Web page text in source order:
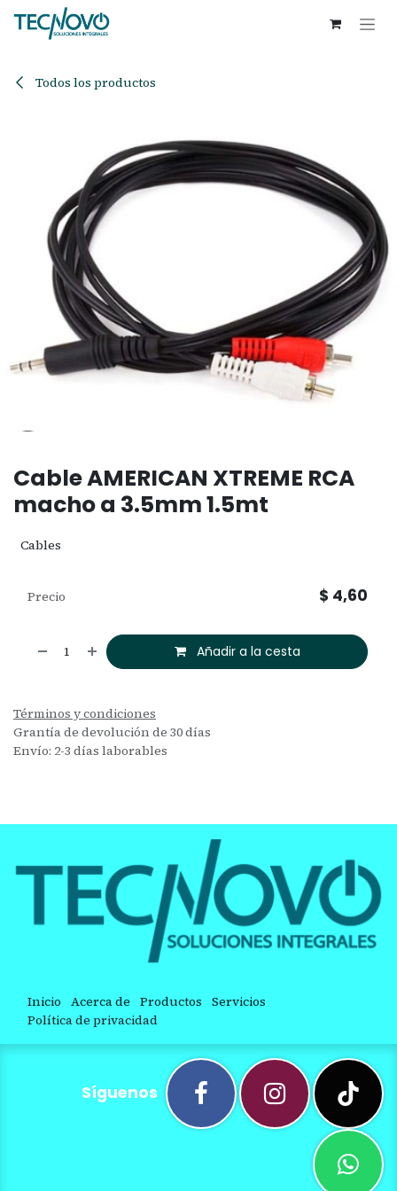
Ir al contenido
Todos los productos
Cable AMERICAN XTREME RCA
macho a 3.5mm 1.5mt
Cables
Añadir a la cesta
Precio $ 4,60
Términos y condiciones
Grantía de devolución de 30 días
Envío: 2-3 días laborables
Inicio Acerca de Productos Servicios
Política de privacidad
Síguenos